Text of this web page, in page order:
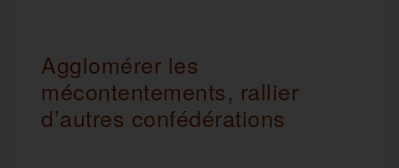
Agglomérer les
mécontentements, rallier
d’autres confédérations